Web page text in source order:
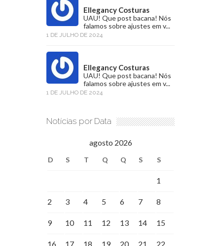
Ellegancy Costuras
UAU! Que post bacana! Nós
falamos sobre ajustes em v...
1 DE JULHO DE 2024
Ellegancy Costuras
UAU! Que post bacana! Nós
falamos sobre ajustes em v...
1 DE JULHO DE 2024
Notícias por Data
agosto 2026
D S T Q Q S S
1
2 3 4 5 6 7 8
9 10 11 12 13 14 15
16 17 18 19 20 21 22